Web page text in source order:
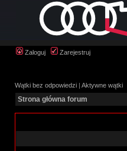
Zaloguj Zarejestruj
Wątki bez odpowiedzi | Aktywne wątki
Strona główna forum